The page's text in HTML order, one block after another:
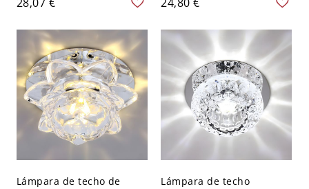
- 110 A 120 V
Transparente Blanco
empotrado metálico en
latón antiguo
Lámpara de techo de
Lámpara de techo